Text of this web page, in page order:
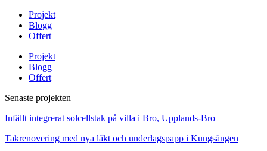
Projekt
Blogg
Offert
Projekt
Blogg
Offert
Senaste projekten
Infällt integrerat solcellstak på villa i Bro, Upplands-Bro
Takrenovering med nya läkt och underlagspapp i Kungsängen